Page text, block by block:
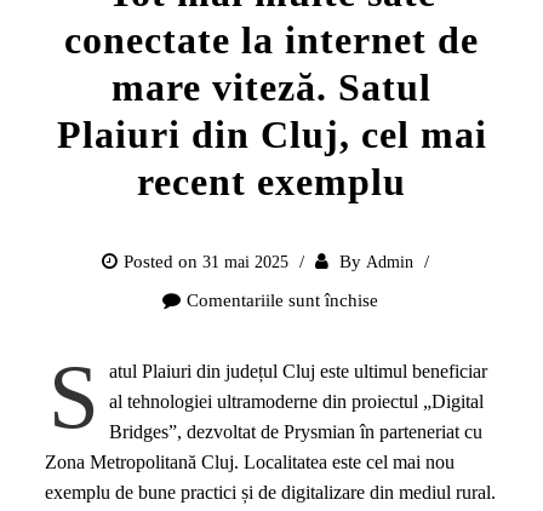
conectate la internet de
mare viteză. Satul
Plaiuri din Cluj, cel mai
recent exemplu
Posted on 31 mai 2025 By Admin
Comentariile sunt închise
mai
conectate
S
atul Plaiuri din județul Cluj este ultimul beneficiar
al tehnologiei ultramoderne din proiectul „Digital
Bridges”, dezvoltat de Prysmian în parteneriat cu
Zona Metropolitană Cluj. Localitatea este cel mai nou
exemplu de bune practici și de digitalizare din mediul rural.